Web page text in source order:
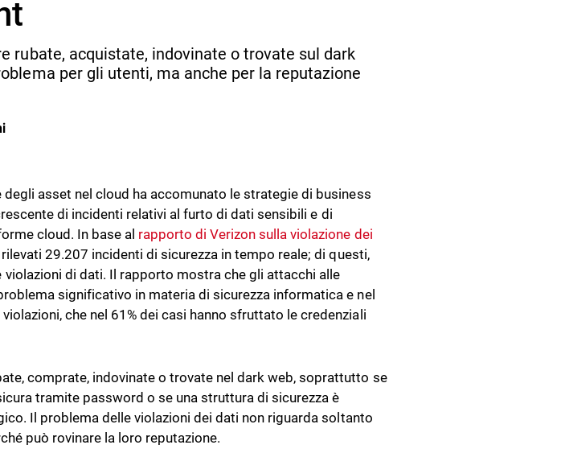
rubate, acquistate, indovinate o trovate sul dark
per gli utenti, ma anche per la reputazione
asset nel cloud ha accomunato le strategie di business
di incidenti relativi al furto di dati sensibili e di
cloud. In base al rapporto di Verizon sulla violazione dei
29.207 incidenti di sicurezza in tempo reale; di questi,
di dati. Il rapporto mostra che gli attacchi alle
significativo in materia di sicurezza informatica e nel
che nel 61% dei casi hanno sfruttato le credenziali
comprate, indovinate o trovate nel dark web, soprattutto se
tramite password o se una struttura di sicurezza è
Il problema delle violazioni dei dati non riguarda soltanto
può rovinare la loro reputazione.